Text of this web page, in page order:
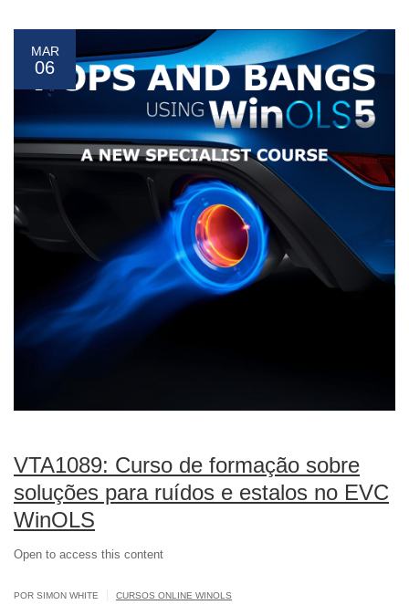
MAR
06
VTA1089: Curso de formação sobre
soluções para ruídos e estalos no EVC
WinOLS
Open to access this content
POR SIMON WHITE CURSOS ONLINE WINOLS